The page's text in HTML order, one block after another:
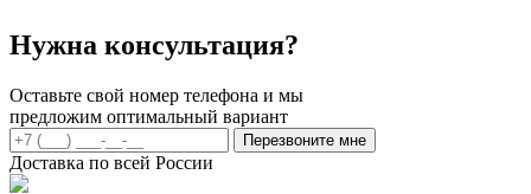
Нужна консультация?
Оставьте свой номер телефона и мы
предложим оптимальный вариант
Перезвоните мне
Доставка по всей России